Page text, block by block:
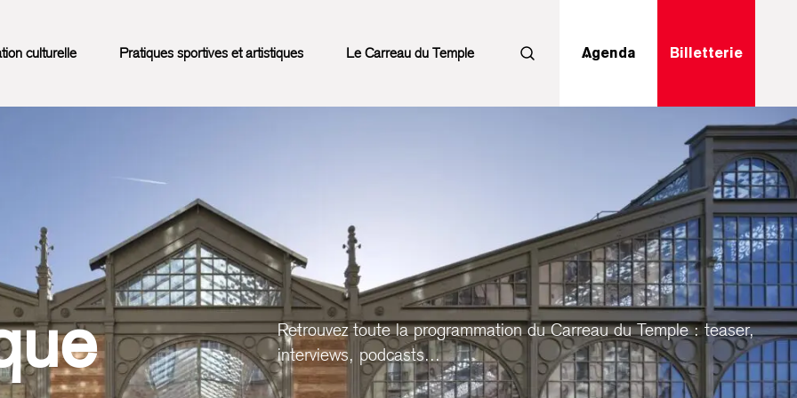
culturelle Pratiques sportives et artistiques Le Carreau du Temple RechercherAgenda Billetterie
Retrouvez toute la programmation du Carreau du Temple : teaser,
interviews, podcasts...